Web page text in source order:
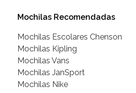
Mochilas Recomendadas
Mochilas Escolares Chenson
Mochilas Kipling
Mochilas Vans
Mochilas JanSport
Mochilas Nike